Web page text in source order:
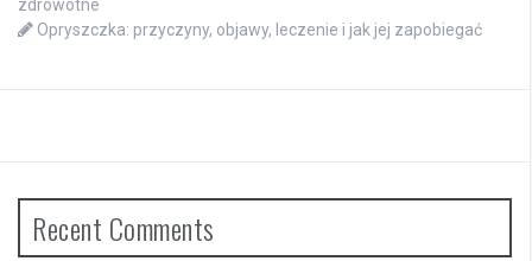
zdrowotne
Opryszczka: przyczyny, objawy, leczenie i jak jej zapobiegać
Recent Comments